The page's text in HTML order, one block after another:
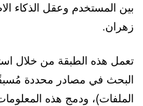
بين المستخدم وعقل الذكاء
زهران.
تعمل هذه الطبقة من خلال
البحث في مصادر محددة
الملفات)، ودمج هذه